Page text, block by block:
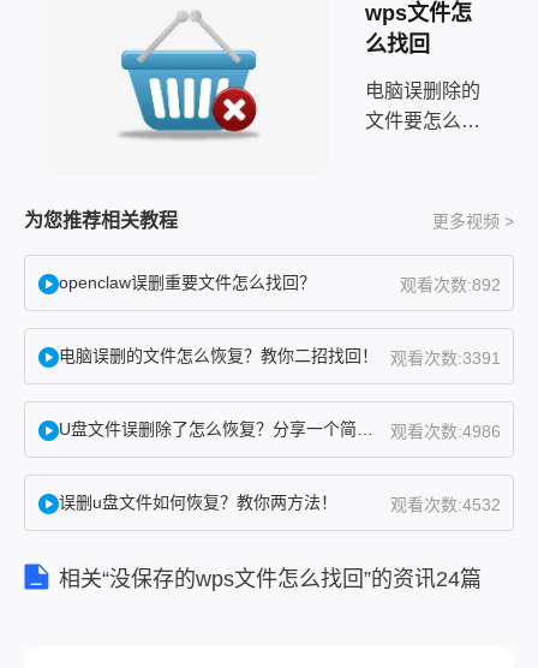
wps文件怎
么找回
电脑误删除的
文件要怎么恢
生活中，有时
会导致数据的
不可挽回的丢
失，给我们带
来不小的困
必过于担心，
因为在这篇文
向您介绍几
为您推荐相关教程 更多视频 >
openclaw误删重要文件怎么找回？ 观看次数:892
电脑误删的文件怎么恢复？教你二招找回！ 观看次数:3391
观看次数:4986
误删u盘文件如何恢复？教你两方法！ 观看次数:4532
相关“没保存的wps文件怎么找回”的资讯24篇